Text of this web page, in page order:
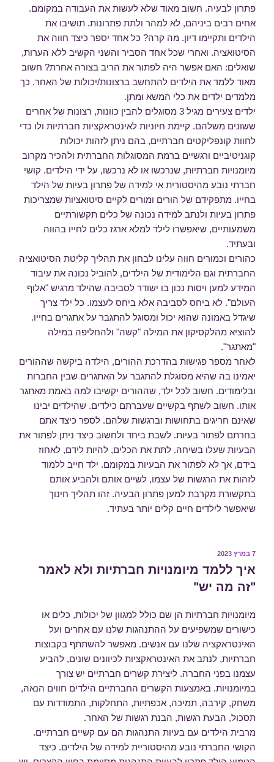
פתרון לבעיה. חשוב מאוד שלא לעשות את העבודה במקומם.
אחים רבים ביניהם, לא למהר ולתת פתרונות. תושיבו את
הילדים ותקיימו דיון. מה קרה? כל אחד יספר כיצד חווה את
הסיטואציה. ואחרי שכל אחד הסביר והשני הקשיב ללא הערות,
שואלים: האם אפשר היה לפתור את הריב בצורה אחרת? חשוב
מאוד ללמד את הילדים להתחשב ברצונות/יכולות של האחר. כך
מלמדים ילדים את כלי המשא ומתן.
ילדים צעירים מגיל 3 מסוגלים להבין כוונות, רצונות של אחרים
ששונים משלהם. קיימת חיוניות לאינטראקציות חברתיות ולו כדי
לחוות קונפליקטים חברתיים, בהם ניתן לזהות יכולות
קוגניטיביים ורגשיים ברמת המסוגלות החברתית ולהכיר מקרוב
מיומנויות חברתיות, שנרכשו או לא נרכשו, על ידי הילדים. קושי
חברתי נובע מהיסטורית אי למידה של פתרון בעיות של הילד
בחייו. מתפקידם של הורים ומורים לקיים סיטואציות שמצריכות
פתרון בעיות ולנתב למידה נכונה של כלים תקשורתיים
משמעותיים, שיאפשרו לילד למלא ארגז כלים לחייו בהווה
ובעתיד.
כהורים וכמורים חווה עלינו לבחון את תהליך קליטת הסיטואציה
החברתית וגם הלימודית של הילדים, להוביל נכונה את עיבוד
המידע למען ויסות נכון בו ישודר לסביבה שהילד מרגיש "אלוף
העולם". לא ביחס לסביבה אלא ביחס לעצמו. כל ילד צריך
שיגדל באמונה שהוא יכול ומסוגל להתגבר על אתגרים בחייו.
להוציא מהלקסיקון את המילה "קשה" ולהחליפה במילה
"מאתגר".
לאחר מספר פגישות בהדרכת ההורים, הילדה ביקשה שההורים
יאמינו בה שהיא מסוגלת להתגבר על האתגרים שבין החברות
ובלימודים. חשוב לכל ילד, שההורים יקשיבו למה באמת מאתגר
אותו. חשוב לשתף בקשיים שעברתם כילדים. שהילדים יבינו
שאינם חריגים בתחושות וברגשות שלהם. לספר כיצד אתם
בחרתם לפתור בעיות. לשבת ביחד ולחשוב כיצד ניתן לפתור את
הבעיות שעלו בשיחה. לתת את הכלים, להיות לידם, לאחוז
בידם, אך לא לפתור את הבעיות במקומם. ילד חייב ללמוד
לזהות את הרגשות של עצמו, לשיים אותם ולהביע אותם
בתקשורת מקרבת למען פתרון הבעיה. זהו תהליך חינוך
שיאפשר לילדים חיים קלים יותר בעתיד.
פורסם
7 במרץ 2023
איך ללמד מיומנויות חברתיות ולא לאמר
"זה מה יש"
מיומנויות חברתיות הן שם כולל למגוון של יכולות, כלים או
כישורים שמשפיעים על ההתנהגות שלנו עם אחרים ועל
האינטראקציה שלנו עם אנשים. מאפשר להשתתף בקבוצות
חברתיות, לנתב את האינטראקציות לכיוונים שונים, להביע
עצמנו בפני החברה. ליצירת קשרים חברתיים יש צורך
במיומנויות. באמצעות הקשרים החברתיים הילדים חווים הנאה,
משחק, קירבה, תמיכה, אכפתיות, התחלקות, התמודדות עם
תסכול, הבעת רגשות, הבנת רגשות של האחר.
מרבית הילדים עם בעיות התנהגות הם עם קשיים חברתיים.
הקושי החברתי נובע מהיסטוריית למידה של הילדים. כיצד